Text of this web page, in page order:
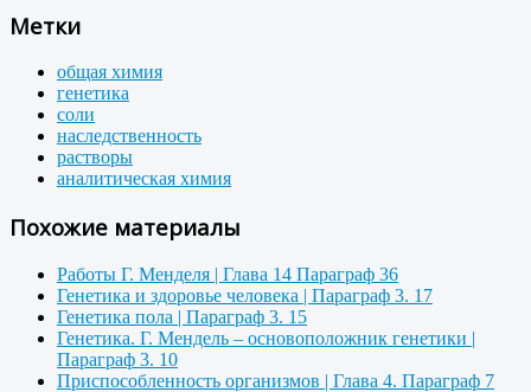
Метки
общая химия
генетика
соли
наследственность
растворы
аналитическая химия
Похожие материалы
Работы Г. Менделя | Глава 14 Параграф 36
Генетика и здоровье человека | Параграф 3. 17
Генетика пола | Параграф 3. 15
Генетика. Г. Мендель – основоположник генетики |
Параграф 3. 10
Приспособленность организмов | Глава 4. Параграф 7